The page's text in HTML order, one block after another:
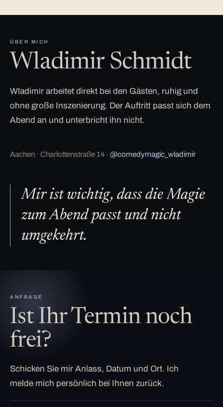
ÜBER MICH
Wladimir Schmidt
Wladimir arbeitet direkt bei den Gästen, ruhig und
ohne große Inszenierung. Der Auftritt passt sich dem
Abend an und unterbricht ihn nicht.
Aachen · Charlottenstraße 14 · @comedymagic_wladimir
Mir ist wichtig, dass die Magie
zum Abend passt und nicht
umgekehrt.
ANFRAGE
Ist Ihr Termin noch
frei?
Schicken Sie mir Anlass, Datum und Ort. Ich
melde mich persönlich bei Ihnen zurück.